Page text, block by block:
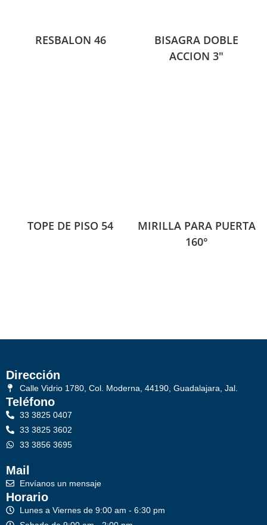
RESBALON 46
BISAGRA DOBLE
ACCION 3″
TOPE DE PISO 54
MIRILLA PARA PUERTA
160°
Dirección
Calle Vidrio 1780, Col. Moderna, 44190, Guadalajara, Jal.
Teléfono
33 3825 0407
33 3825 3602
33 3856 3695
Mail
Envíanos un mensaje
Horario
Lunes a Viernes de 9:00 am - 6:30 pm